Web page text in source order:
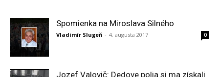
Spomienka na Miroslava Silného
Vladimír Slugeň - 4. augusta 2017 0
Jozef Valovič: Dedove polia si ma získali